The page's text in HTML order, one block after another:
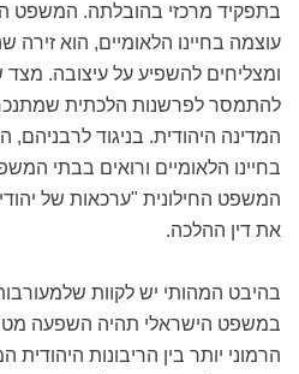
בתפקיד מרכזי בהובלתה. המשפט
עוצמה בחיינו הלאומיים, הוא זירה
ומצליחים להשפיע על עיצובה. מצד
להתמסר לפרשנות הלכתית
המדינה היהודית. בניגוד לרבניהם,
בחיינו הלאומיים ורואים בבתי
המשפט החילונית "ערכאות של
את דין ההלכה.
בהיבט המהותי יש לקוות
במשפט הישראלי תהיה השפעה
הרמוני יותר בין הריבונות